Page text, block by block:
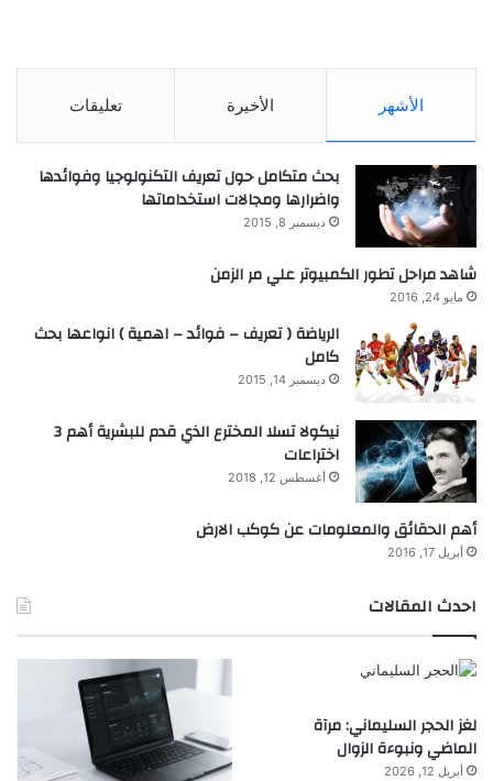
الأشهر الأخيرة تعليقات
بحث متكامل حول تعريف التكنولوجيا وفوائدها
واضرارها ومجالات استخداماتها
ديسمبر 8, 2015
شاهد مراحل تطور الكمبيوتر علي مر الزمن
مايو 24, 2016
الرياضة ( تعريف – فوائد – اهمية ) انواعها بحث
كامل
ديسمبر 14, 2015
نيكولا تسلا المخترع الذي قدم للبشرية أهم 3
اختراعات
أغسطس 12, 2018
أهم الحقائق والمعلومات عن كوكب الارض
أبريل 17, 2016
احدث المقالات
لغز الحجر السليماني: مرآة
الماضي ونبوءة الزوال
أبريل 12, 2026